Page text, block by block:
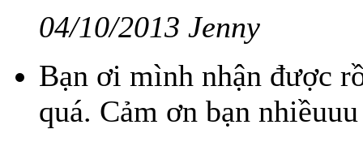
04/10/2013 Jenny
Bạn ơi mình nhận được
quá. Cảm ơn bạn nhiềuuu